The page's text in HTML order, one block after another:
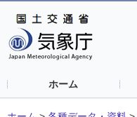
ホーム